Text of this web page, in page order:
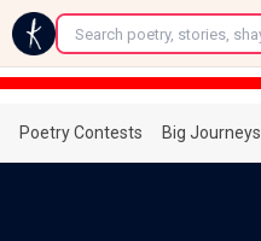
←
Poetry Contests Big Journeys